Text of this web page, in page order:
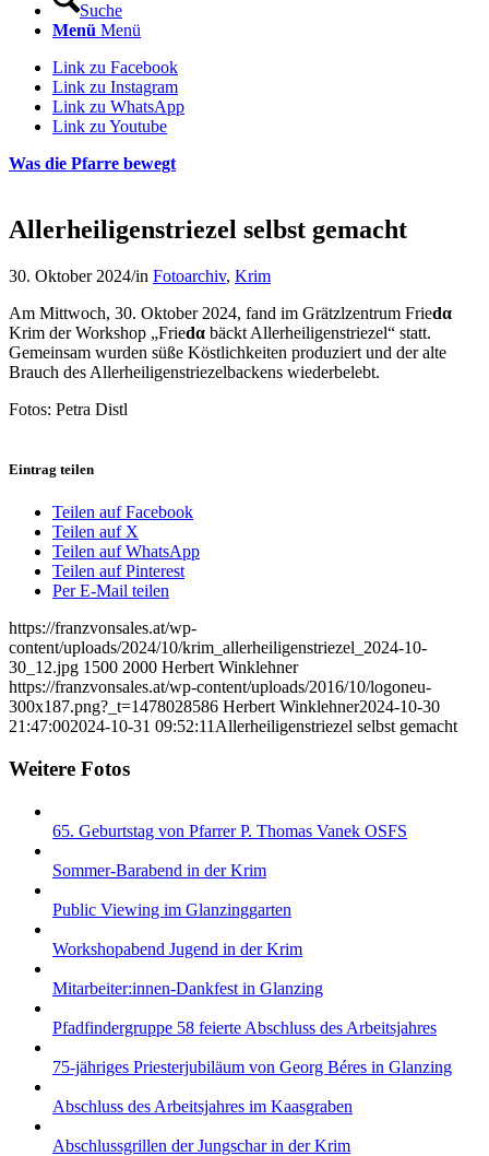
Suche
Menü Menü
Link zu Facebook
Link zu Instagram
Link zu WhatsApp
Link zu Youtube
Was die Pfarre bewegt
Allerheiligenstriezel selbst gemacht
30. Oktober 2024/in Fotoarchiv, Krim
Am Mittwoch, 30. Oktober 2024, fand im Grätzlzentrum Friedα
Krim der Workshop „Friedα bäckt Allerheiligenstriezel“ statt.
Gemeinsam wurden süße Köstlichkeiten produziert und der alte
Brauch des Allerheiligenstriezelbackens wiederbelebt.
Fotos: Petra Distl
Eintrag teilen
Teilen auf Facebook
Teilen auf X
Teilen auf WhatsApp
Teilen auf Pinterest
Per E-Mail teilen
https://franzvonsales.at/wp-
content/uploads/2024/10/krim_allerheiligenstriezel_2024-10-
30_12.jpg 1500 2000 Herbert Winklehner
https://franzvonsales.at/wp-content/uploads/2016/10/logoneu-
300x187.png?_t=1478028586 Herbert Winklehner2024-10-30
21:47:002024-10-31 09:52:11 Allerheiligenstriezel selbst gemacht
Weitere Fotos
65. Geburtstag von Pfarrer P. Thomas Vanek OSFS
Sommer-Barabend in der Krim
Public Viewing im Glanzinggarten
Workshopabend Jugend in der Krim
Mitarbeiter:innen-Dankfest in Glanzing
Pfadfindergruppe 58 feierte Abschluss des Arbeitsjahres
75-jähriges Priesterjubiläum von Georg Béres in Glanzing
Abschluss des Arbeitsjahres im Kaasgraben
Abschlussgrillen der Jungschar in der Krim